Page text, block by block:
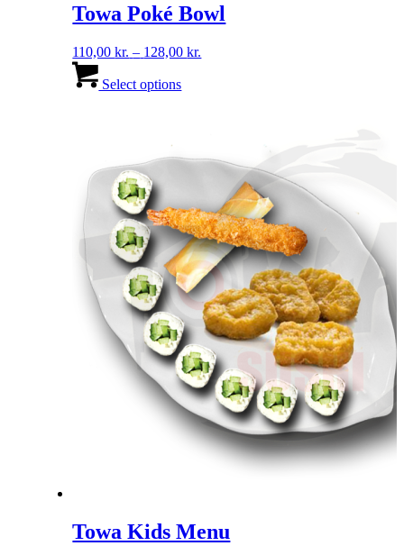
Towa Poké Bowl
110,00kr. – 128,00kr.
Select optionsvare
kan
varesiden
Towa Kids Menu